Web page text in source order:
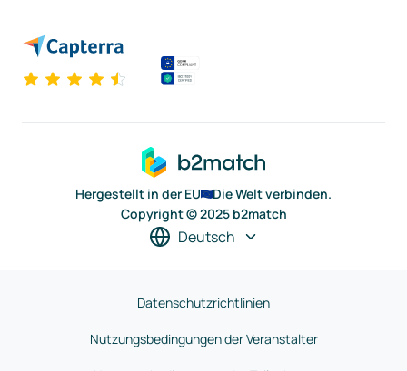
Hergestellt in der EU
Die Welt verbinden.
Copyright © 2025 b2match
Deutsch
Datenschutzrichtlinien
Nutzungsbedingungen der Veranstalter